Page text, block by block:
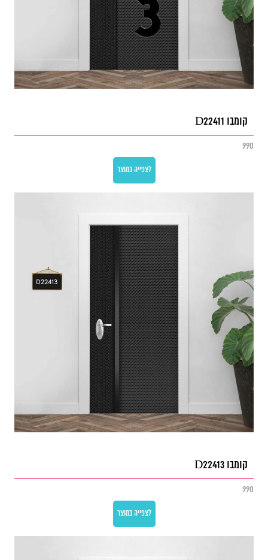
קומבו D22411
990
לצפייה במוצר
קומבו D22413
990
לצפייה במוצר